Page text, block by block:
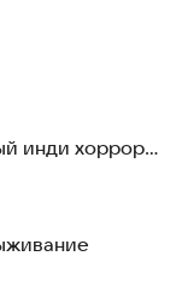
инди хоррор